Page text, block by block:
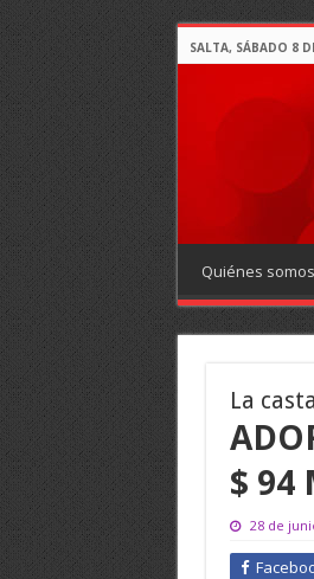
SALTA, SÁBADO 8
Quiénes somos
La
$ 94
28 de